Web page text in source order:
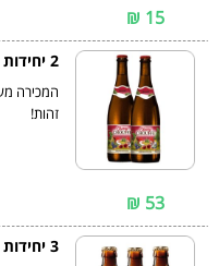
15 ₪
2 יחידות שרי שוף 750 מ״ל
זהות!
53 ₪
3 יחידות דובל 330 מ״ל